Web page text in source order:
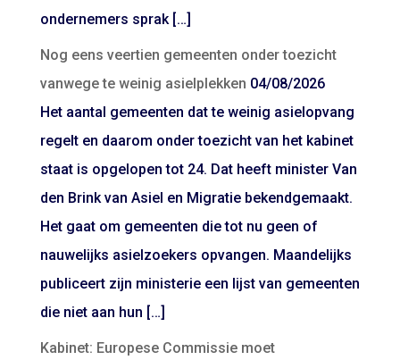
ondernemers sprak […]
Nog eens veertien gemeenten onder toezicht
vanwege te weinig asielplekken 04/08/2026
Het aantal gemeenten dat te weinig asielopvang
regelt en daarom onder toezicht van het kabinet
staat is opgelopen tot 24. Dat heeft minister Van
den Brink van Asiel en Migratie bekendgemaakt.
Het gaat om gemeenten die tot nu geen of
nauwelijks asielzoekers opvangen. Maandelijks
publiceert zijn ministerie een lijst van gemeenten
die niet aan hun […]
Kabinet: Europese Commissie moet